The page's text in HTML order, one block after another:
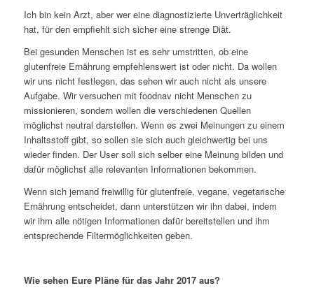
Ich bin kein Arzt, aber wer eine diagnostizierte Unverträglichkeit
hat, für den empfiehlt sich sicher eine strenge Diät.
Bei gesunden Menschen ist es sehr umstritten, ob eine
glutenfreie Ernährung empfehlenswert ist oder nicht. Da wollen
wir uns nicht festlegen, das sehen wir auch nicht als unsere
Aufgabe. Wir versuchen mit foodnav nicht Menschen zu
missionieren, sondern wollen die verschiedenen Quellen
möglichst neutral darstellen. Wenn es zwei Meinungen zu einem
Inhaltsstoff gibt, so sollen sie sich auch gleichwertig bei uns
wieder finden. Der User soll sich selber eine Meinung bilden und
dafür möglichst alle relevanten Informationen bekommen.
Wenn sich jemand freiwillig für glutenfreie, vegane, vegetarische
Ernährung entscheidet, dann unterstützen wir ihn dabei, indem
wir ihm alle nötigen Informationen dafür bereitstellen und ihm
entsprechende Filtermöglichkeiten geben.
Wie sehen Eure Pläne für das Jahr 2017 aus?